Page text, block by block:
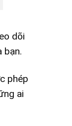
dõi
bạn.
phép
ai